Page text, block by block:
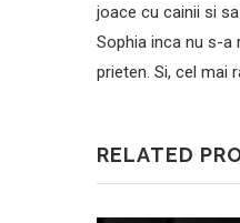
joace cu cainii si
Sophia inca nu s-a
prieten. Si, cel mai
RELATED